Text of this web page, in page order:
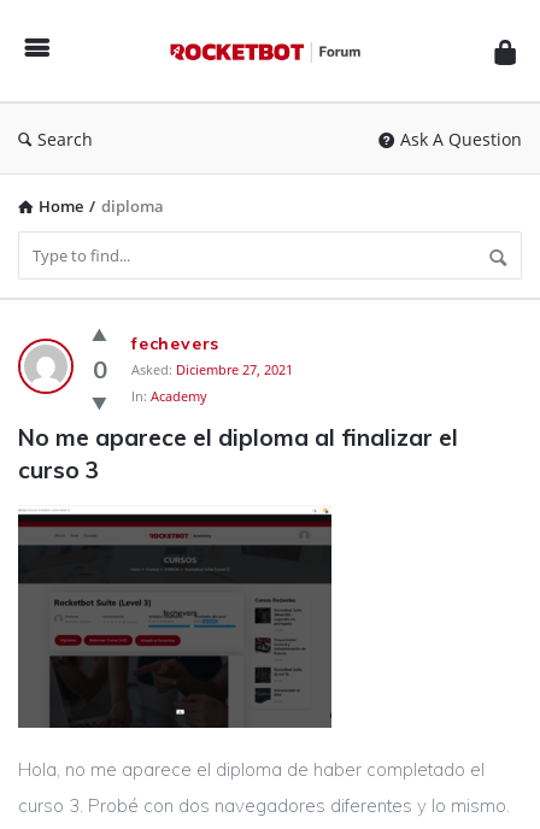
Forum
Search Ask A Question
Home / diploma
Rocketbot
Forum
Latest
Questions
0
fechevers
Asked: Diciembre 27, 2021
In: Academy
No me aparece el diploma al finalizar el
curso 3
Hola, no me aparece el diploma de haber completado el
curso 3. Probé con dos navegadores diferentes y lo mismo.